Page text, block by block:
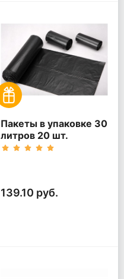
Пакеты в упаковке 30
литров 20 шт.
(20шт*3рул)
139.10 руб.